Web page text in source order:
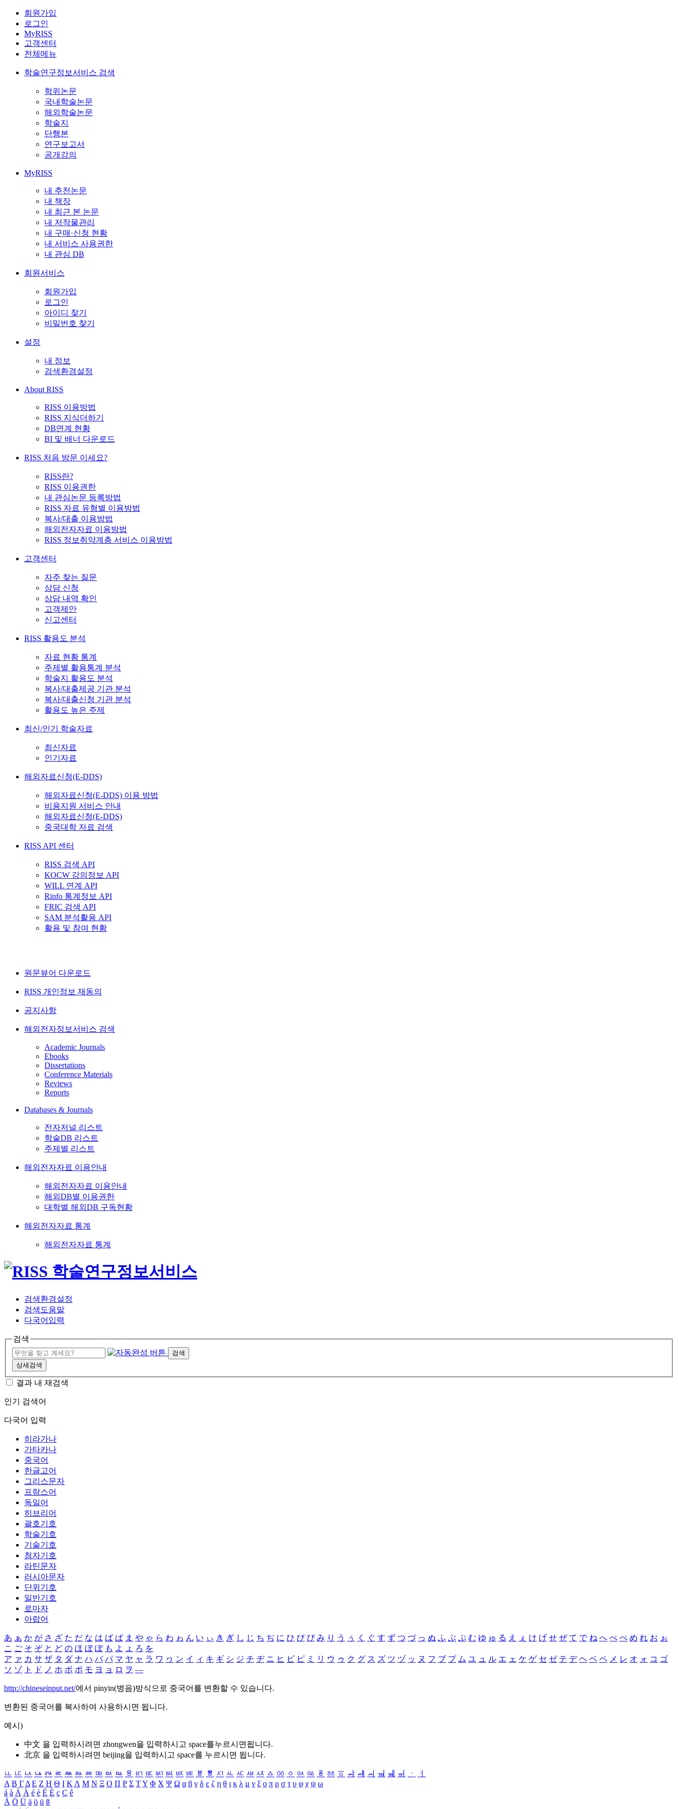
회원가입
로그인
MyRISS
고객센터
전체메뉴
학술연구정보서비스 검색
학위논문
국내학술논문
해외학술논문
학술지
단행본
연구보고서
공개강의
MyRISS
내 추천논문
내 책장
내 최근 본 논문
내 저작물관리
내 구매·신청 현황
내 서비스 사용권한
내 관심 DB
회원서비스
회원가입
로그인
아이디 찾기
비밀번호 찾기
설정
내 정보
검색환경설정
About RISS
RISS 이용방법
RISS 지식더하기
DB연계 현황
BI 및 배너 다운로드
RISS 처음 방문 이세요?
RISS란?
RISS 이용권한
내 관심논문 등록방법
RISS 자료 유형별 이용방법
복사/대출 이용방법
해외전자자료 이용방법
RISS 정보취약계층 서비스 이용방법
고객센터
자주 찾는 질문
상담 신청
상담 내역 확인
고객제안
신고센터
RISS 활용도 분석
자료 현황 통계
주제별 활용통계 분석
학술지 활용도 분석
복사/대출제공 기관 분석
복사/대출신청 기관 분석
활용도 높은 주제
최신/인기 학술자료
최신자료
인기자료
해외자료신청(E-DDS)
해외자료신청(E-DDS) 이용 방법
비용지원 서비스 안내
해외자료신청(E-DDS)
중국대학 자료 검색
RISS API 센터
RISS 검색 API
KOCW 강의정보 API
WILL 연계 API
Rinfo 통계정보 API
FRIC 검색 API
SAM 분석활용 API
활용 및 참여 현황
원문뷰어 다운로드
RISS 개인정보 재동의
공지사항
해외전자정보서비스 검색
Academic Journals
Ebooks
Dissertations
Conference Materials
Reviews
Reports
Databases & Journals
전자저널 리스트
학술DB 리스트
주제별 리스트
해외전자자료 이용안내
해외전자자료 이용안내
해외DB별 이용권한
대학별 해외DB 구독현황
해외전자자료 통계
해외전자자료 통계
검색환경설정
검색도움말
다국어입력
검색
검색
상세검색
결과 내 재검색
인기 검색어
다국어 입력
히라가나
가타카나
중국어
한글고어
그리스문자
프랑스어
독일어
히브리어
괄호기호
학술기호
기술기호
첨자기호
라틴문자
러시아문자
단위기호
일반기호
로마자
아랍어
あ ぁ か が さ ざ た だ な は ば ぱ ま や ゃ ら わ ゎ ん い ぃ き ぎ し じ ち ぢ に ひ び ぴ み り う ぅ く ぐ す ず つ づ っ ぬ ふ ぶ ぷ む ゆ ゅ る え ぇ け げ せ ぜ て で ね へ べ ぺ め れ お ぉ
こ ご そ ぞ と ど の ほ ぼ ぽ も よ ょ ろ を
ア ァ カ サ ザ タ ダ ナ ハ バ パ マ ヤ ャ ラ ワ ヮ ン イ ィ キ ギ シ ジ チ ヂ ニ ヒ ビ ピ ミ リ ウ ゥ ク グ ス ズ ツ ヅ ッ ヌ フ ブ プ ム ユ ュ ル エ ェ ケ ゲ セ ゼ テ デ ヘ ベ ペ メ レ オ ォ コ ゴ
ソ ゾ ト ド ノ ホ ボ ポ モ ヨ ョ ロ ヲ ―
http://chineseinput.net/에서 pinyin(병음)방식으로 중국어를 변환할 수 있습니다.
변환된 중국어를 복사하여 사용하시면 됩니다.
예시)
中文 을 입력하시려면 zhongwen을 입력하시고 space를누르시면됩니다.
北京 을 입력하시려면 beijing을 입력하시고 space를 누르시면 됩니다.
ㅥ ㅦ ㅧ ㅨ ㅩ ㅪ ㅫ ㅬ ㅭ ㅮ ㅯ ㅰ ㅱ ㅲ ㅳ ㅴ ㅵ ㅶ ㅷ ㅸ ㅹ ㅺ ㅻ ㅼ ㅽ ㅾ ㅿ ㆀ ㆁ ㆂ ㆃ ㆄ ㆅ ㆆ ㆇ ㆈ ㆉ ㆊ ㆋ ㆌ ㆍ
ㆎ
Α Β ΓΔ Ε Ζ Η Θ Ι ΚΛ Μ Ν Ξ Ο Π Ρ Σ ΤΥ Φ Χ Ψ Ω α β γ δ ε ζ η θ ι κ λ μ ν ξ ο π ρ σ τ υ φ χ ψ ω
á à Á À é è É È ç Ç ê
Ä Ö Ü ä ö ü ß